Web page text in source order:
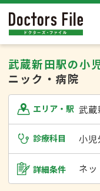
武蔵新田駅の小
ニック・病院
エリア・駅 武蔵
診療科目 小
詳細条件 ネ